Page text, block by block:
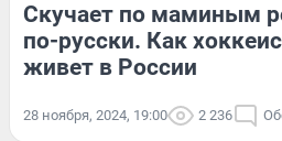
Скучает по маминым
по-русски. Как
живет в России
28 ноября, 2024, 19:00 2 236